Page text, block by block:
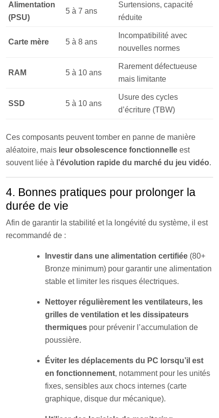
Alimentation
(PSU)
5 à 7 ans
Surtensions, capacité
réduite
Carte mère 5 à 8 ans
Incompatibilité avec
nouvelles normes
RAM 5 à 10 ans
Rarement défectueuse
mais limitante
SSD 5 à 10 ans
Usure des cycles
d’écriture (TBW)
Ces composants peuvent tomber en panne de manière
aléatoire, mais leur obsolescence fonctionnelle est
souvent liée à l’évolution rapide du marché du jeu vidéo.
4. Bonnes pratiques pour prolonger la
durée de vie
Afin de garantir la stabilité et la longévité du système, il est
recommandé de :
Investir dans une alimentation certifiée (80+
Bronze minimum) pour garantir une alimentation
stable et limiter les risques électriques.
Nettoyer régulièrement les ventilateurs, les
grilles de ventilation et les dissipateurs
thermiques pour prévenir l’accumulation de
poussière.
Éviter les déplacements du PC lorsqu’il est
en fonctionnement, notamment pour les unités
fixes, sensibles aux chocs internes (carte
graphique, disque dur mécanique).